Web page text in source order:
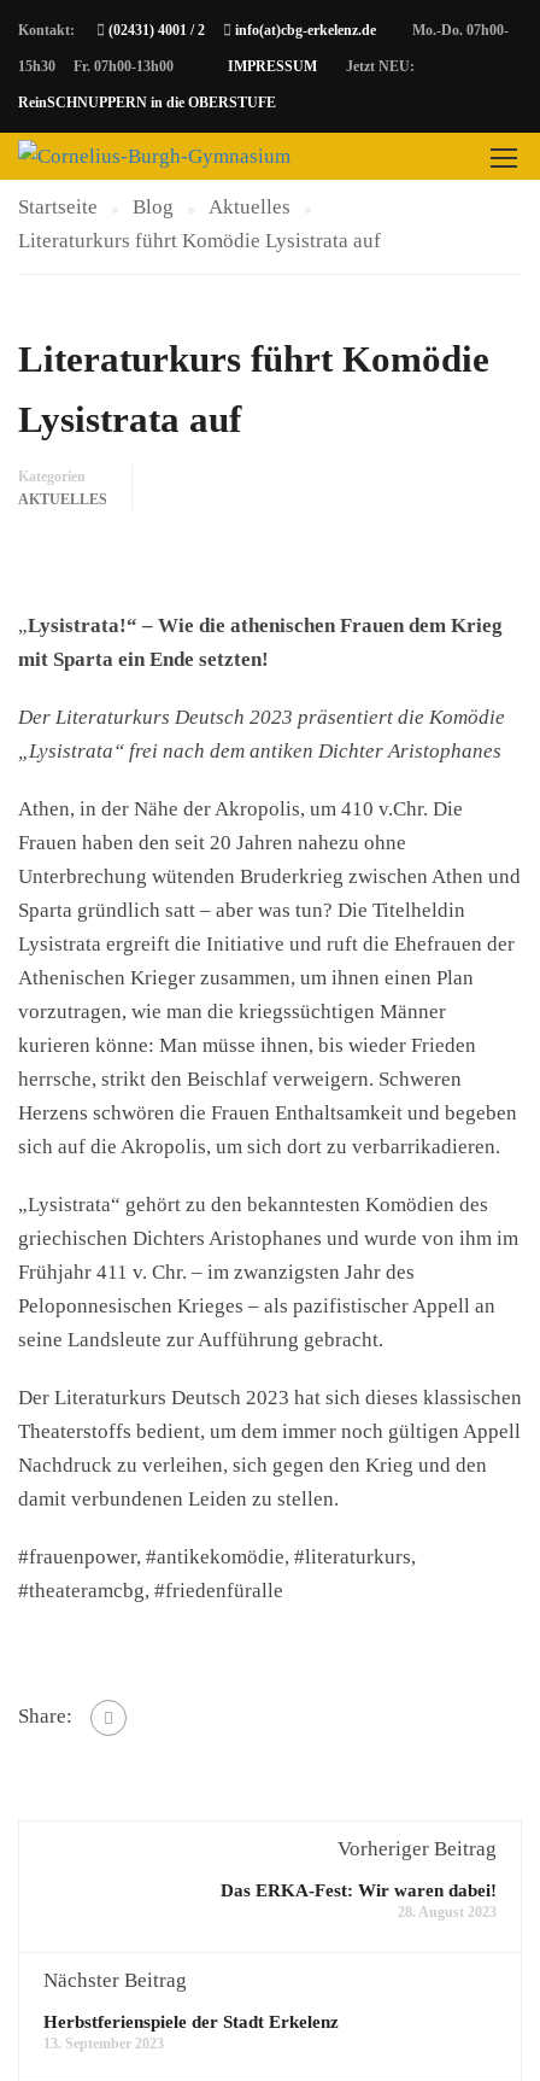
Kontakt: (02431) 4001 / 2 info(at)cbg-erkelenz.de Mo.-Do. 07h00-
15h30 Fr. 07h00-13h00 IMPRESSUM Jetzt NEU:
ReinSCHNUPPERN in die OBERSTUFE
AKTUELLES
Startseite Blog
Aktuelles
Literaturkurs führt Komödie Lysistrata auf
Literaturkurs führt Komödie
Lysistrata auf
Kategorien
AKTUELLES
„Lysistrata!“ – Wie die athenischen Frauen dem Krieg
mit Sparta ein Ende setzten!
Der Literaturkurs Deutsch 2023 präsentiert die Komödie
„Lysistrata“ frei nach dem antiken Dichter Aristophanes
Athen, in der Nähe der Akropolis, um 410 v.Chr. Die
Frauen haben den seit 20 Jahren nahezu ohne
Unterbrechung wütenden Bruderkrieg zwischen Athen und
Sparta gründlich satt – aber was tun? Die Titelheldin
Lysistrata ergreift die Initiative und ruft die Ehefrauen der
Athenischen Krieger zusammen, um ihnen einen Plan
vorzutragen, wie man die kriegssüchtigen Männer
kurieren könne: Man müsse ihnen, bis wieder Frieden
herrsche, strikt den Beischlaf verweigern. Schweren
Herzens schwören die Frauen Enthaltsamkeit und begeben
sich auf die Akropolis, um sich dort zu verbarrikadieren.
„Lysistrata“ gehört zu den bekanntesten Komödien des
griechischen Dichters Aristophanes und wurde von ihm im
Frühjahr 411 v. Chr. – im zwanzigsten Jahr des
Peloponnesischen Krieges – als pazifistischer Appell an
seine Landsleute zur Aufführung gebracht.
Der Literaturkurs Deutsch 2023 hat sich dieses klassischen
Theaterstoffs bedient, um dem immer noch gültigen Appell
Nachdruck zu verleihen, sich gegen den Krieg und den
damit verbundenen Leiden zu stellen.
#frauenpower, #antikekomödie, #literaturkurs,
#theateramcbg, #friedenfüralle
Share:
Vorheriger Beitrag
Das ERKA-Fest: Wir waren dabei!
28. August 2023
Nächster Beitrag
Herbstferienspiele der Stadt Erkelenz
13. September 2023